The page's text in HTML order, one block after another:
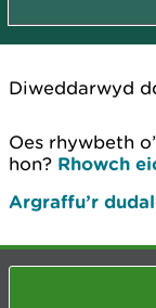
Diweddarwyd
Oes rhywbeth
hon? Rhowch
Argraffu’r